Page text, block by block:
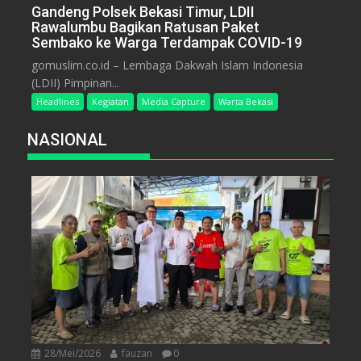
Gandeng Polsek Bekasi Timur, LDII
Rawalumbu Bagikan Ratusan Paket
Sembako ke Warga Terdampak COVID-19
gomuslim.co.id – Lembaga Dakwah Islam Indonesia
(LDII) Pimpinan...
Headlines Kegiatan Media Capture Warta Bekasi
NASIONAL
28/Mei/2026 fauzan 0